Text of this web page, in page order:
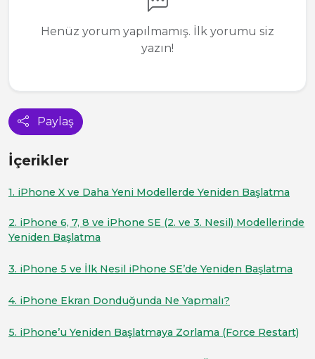
Paylaş
Henüz yorum yapılmamış. İlk yorumu siz
yazın!
İçerikler
1. iPhone X ve Daha Yeni Modellerde Yeniden Başlatma
2. iPhone 6, 7, 8 ve iPhone SE (2. ve 3. Nesil) Modellerinde
Yeniden Başlatma
3. iPhone 5 ve İlk Nesil iPhone SE’de Yeniden Başlatma
4. iPhone Ekran Donduğunda Ne Yapmalı?
5. iPhone’u Yeniden Başlatmaya Zorlama (Force Restart)